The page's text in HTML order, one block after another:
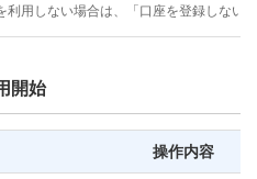
利用しない場合は、「口座を登録しない
開始
操作内容